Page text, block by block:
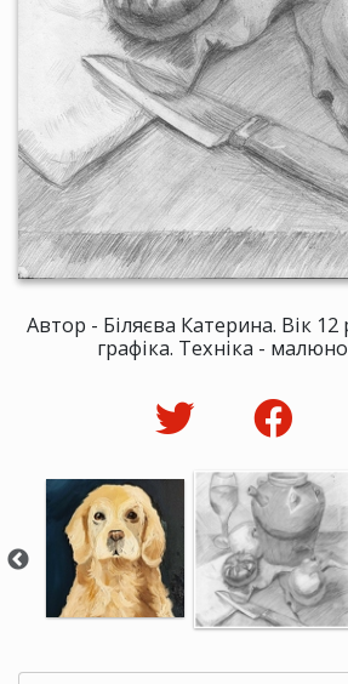
Автор - Біляєва Катерина. Вік 12
графіка. Техніка -